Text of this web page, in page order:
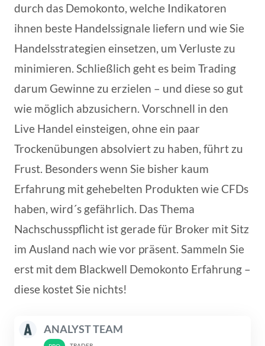
durch das Demokonto, welche Indikatoren
ihnen beste Handelssignale liefern und wie Sie
Handelsstrategien einsetzen, um Verluste zu
minimieren. Schließlich geht es beim Trading
darum Gewinne zu erzielen – und diese so gut
wie möglich abzusichern. Vorschnell in den
Live Handel einsteigen, ohne ein paar
Trockenübungen absolviert zu haben, führt zu
Frust. Besonders wenn Sie bisher kaum
Erfahrung mit gehebelten Produkten wie CFDs
haben, wird´s gefährlich. Das Thema
Nachschusspflicht ist gerade für Broker mit Sitz
im Ausland nach wie vor präsent. Sammeln Sie
erst mit dem Blackwell Demokonto Erfahrung –
diese kostet Sie nichts!
ANALYST TEAM